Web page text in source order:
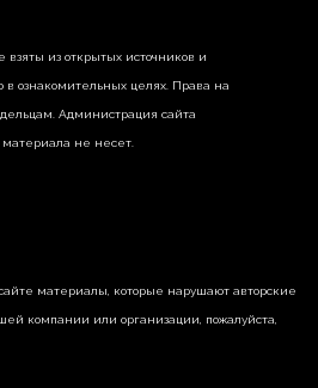
из открытых источников и
в ознакомительных целях. Права на
Администрация сайта
материала не несет.
материалы, которые нарушают авторские
компании или организации, пожалуйста,